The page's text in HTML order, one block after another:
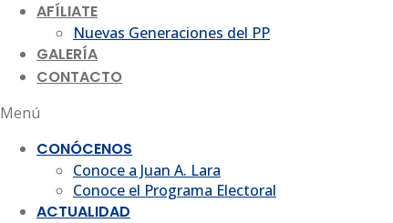
AFÍLIATE
Nuevas Generaciones del PP
GALERÍA
CONTACTO
Menú
CONÓCENOS
Conoce a Juan A. Lara
Conoce el Programa Electoral
ACTUALIDAD